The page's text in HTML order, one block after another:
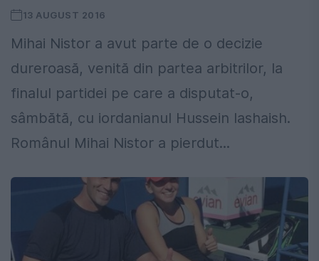
13 AUGUST 2016
Mihai Nistor a avut parte de o decizie
dureroasă, venită din partea arbitrilor, la
finalul partidei pe care a disputat-o,
sâmbătă, cu iordanianul Hussein Iashaish.
Românul Mihai Nistor a pierdut...